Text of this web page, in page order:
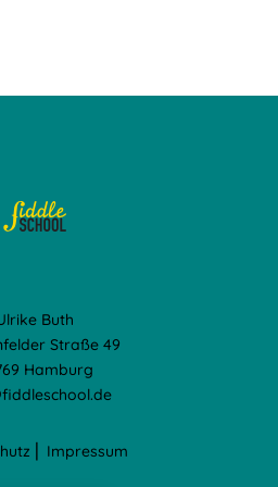
Buth
Straße 49
Hamburg
Impressum